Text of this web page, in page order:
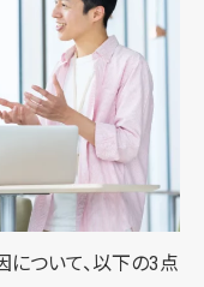
について、以下の3点